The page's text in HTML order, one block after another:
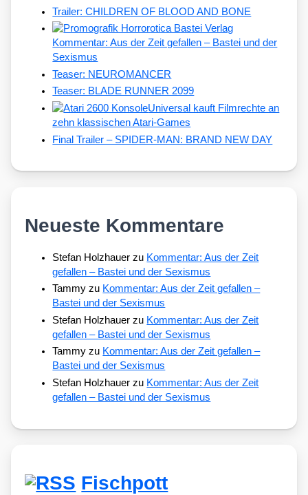
Trailer: CHILDREN OF BLOOD AND BONE
Kommentar: Aus der Zeit gefallen – Bastei und der
Sexismus
Teaser: NEUROMANCER
Teaser: BLADE RUNNER 2099
Universal kauft Filmrechte an
zehn klassischen Atari-Games
Final Trailer – SPIDER-MAN: BRAND NEW DAY
Neueste Kommentare
Stefan Holzhauer zu Kommentar: Aus der Zeit
gefallen – Bastei und der Sexismus
Tammy zu Kommentar: Aus der Zeit gefallen –
Bastei und der Sexismus
Stefan Holzhauer zu Kommentar: Aus der Zeit
gefallen – Bastei und der Sexismus
Tammy zu Kommentar: Aus der Zeit gefallen –
Bastei und der Sexismus
Stefan Holzhauer zu Kommentar: Aus der Zeit
gefallen – Bastei und der Sexismus
Fischpott